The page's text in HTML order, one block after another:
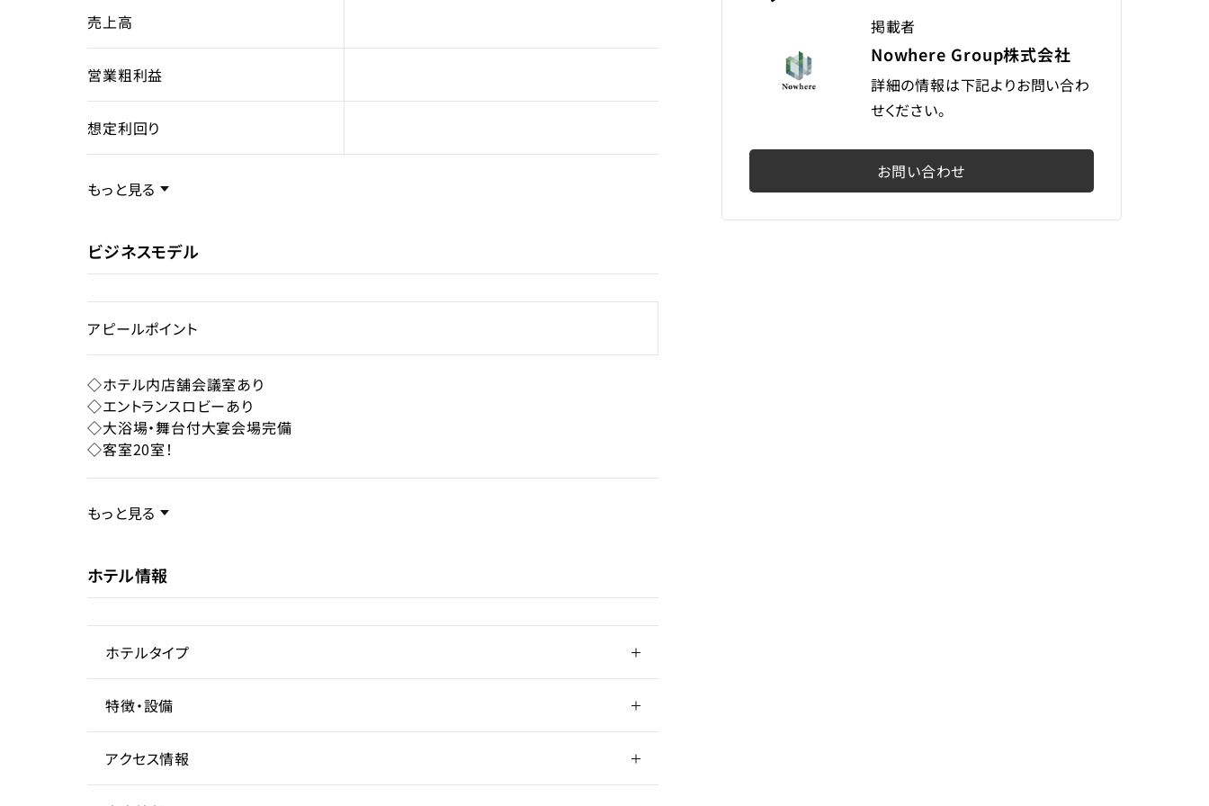
掲載者
Nowhere Group株式会社
詳細の情報は下記よりお問い合わ
せください。
お問い合わせ
売上高
営業粗利益
想定利回り
売却スキーム
権利
売却理由
ライセンス種類 旅館業
現状
もっと見る
ビジネスモデル
アピールポイント
◇ホテル内店舗会議室あり
◇エントランスロビーあり
◇大浴場・舞台付大宴会場完備
◇客室20室！
事業内容／事業特徴
ターゲット層
客単価／客室単価
稼働率
もっと見る
ホテル情報
ホテルタイプ
Untitled
特徴・設備
アクセス情報